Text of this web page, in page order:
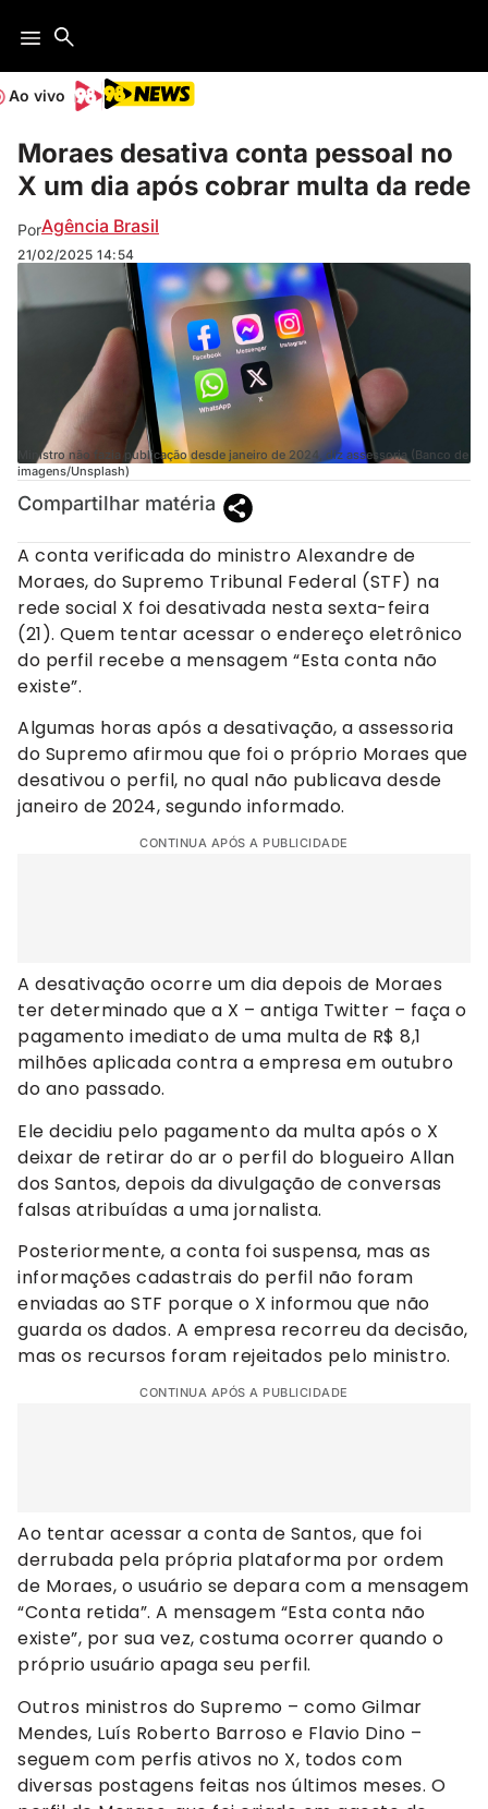
Ao vivo
Moraes desativa conta pessoal no
X um dia após cobrar multa da rede
PorAgência Brasil
21/02/2025 14:54
Ministro não fazia publicação desde janeiro de 2024, diz assessoria (Banco de
imagens/Unsplash)
Compartilhar matéria
A conta verificada do ministro Alexandre de
Moraes, do Supremo Tribunal Federal (STF) na
rede social X foi desativada nesta sexta-feira
(21). Quem tentar acessar o endereço eletrônico
do perfil recebe a mensagem “Esta conta não
existe”.
Algumas horas após a desativação, a assessoria
do Supremo afirmou que foi o próprio Moraes que
desativou o perfil, no qual não publicava desde
janeiro de 2024, segundo informado.
CONTINUA APÓS A PUBLICIDADE
A desativação ocorre um dia depois de Moraes
ter determinado que a X – antiga Twitter – faça o
pagamento imediato de uma multa de R$ 8,1
milhões aplicada contra a empresa em outubro
do ano passado.
Ele decidiu pelo pagamento da multa após o X
deixar de retirar do ar o perfil do blogueiro Allan
dos Santos, depois da divulgação de conversas
falsas atribuídas a uma jornalista.
Posteriormente, a conta foi suspensa, mas as
informações cadastrais do perfil não foram
enviadas ao STF porque o X informou que não
guarda os dados. A empresa recorreu da decisão,
mas os recursos foram rejeitados pelo ministro.
CONTINUA APÓS A PUBLICIDADE
Ao tentar acessar a conta de Santos, que foi
derrubada pela própria plataforma por ordem
de Moraes, o usuário se depara com a mensagem
“Conta retida”. A mensagem “Esta conta não
existe”, por sua vez, costuma ocorrer quando o
próprio usuário apaga seu perfil.
Outros ministros do Supremo – como Gilmar
Mendes, Luís Roberto Barroso e Flavio Dino –
seguem com perfis ativos no X, todos com
diversas postagens feitas nos últimos meses. O